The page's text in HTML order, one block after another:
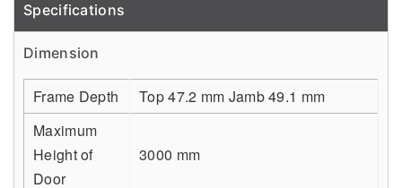
Detail
Specifications
Dimension
Frame Depth
Top 47.2 mm Jamb 49.1 mm
Maximum
Height of
Door
3000 mm